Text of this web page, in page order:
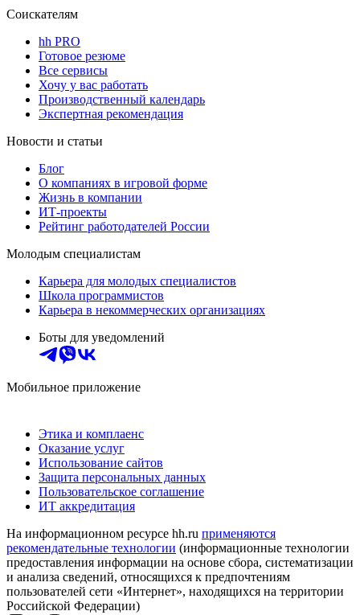
Соискателям
hh PRO
Готовое резюме
Все сервисы
Хочу у вас работать
Производственный календарь
Экспертная рекомендация
Новости и статьи
Блог
О компаниях в игровой форме
Жизнь в компании
ИТ-проекты
Рейтинг работодателей России
Молодым специалистам
Карьера для молодых специалистов
Школа программистов
Карьера в некоммерческих организациях
Боты для уведомлений
Мобильное приложение
Этика и комплаенс
Оказание услуг
Использование сайтов
Защита персональных данных
Пользовательское соглашение
ИТ аккредитация
На информационном ресурсе hh.ru применяются
рекомендательные технологии (информационные технологии
предоставления информации на основе сбора, систематизации
и анализа сведений, относящихся к предпочтениям
пользователей сети «Интернет», находящихся на территории
Российской Федерации)